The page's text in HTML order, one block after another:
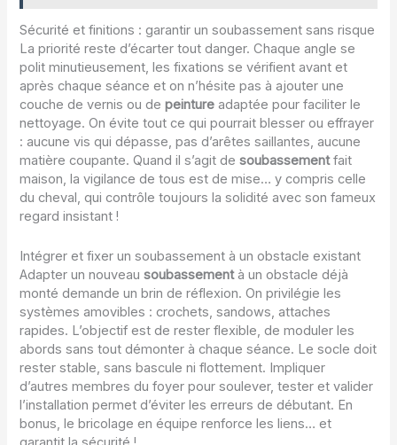
Sécurité et finitions : garantir un soubassement sans risque
La priorité reste d’écarter tout danger. Chaque angle se
polit minutieusement, les fixations se vérifient avant et
après chaque séance et on n’hésite pas à ajouter une
couche de vernis ou depeinture adaptée pour faciliter le
nettoyage. On évite tout ce qui pourrait blesser ou effrayer
: aucune vis qui dépasse, pas d’arêtes saillantes, aucune
matière coupante. Quand il s’agit desoubassementfait
maison, la vigilance de tous est de mise… y compris celle
du cheval, qui contrôle toujours la solidité avec son fameux
regard insistant !
Intégrer et fixer un soubassement à un obstacle existant
Adapter un nouveausoubassementà un obstacle déjà
monté demande un brin de réflexion. On privilégie les
systèmes amovibles : crochets, sandows, attaches
rapides. L’objectif est de rester flexible, de moduler les
abords sans tout démonter à chaque séance. Le socle doit
rester stable, sans bascule ni flottement. Impliquer
d’autres membres du foyer pour soulever, tester et valider
l’installation permet d’éviter les erreurs de débutant. En
bonus, le bricolage en équipe renforce les liens… et